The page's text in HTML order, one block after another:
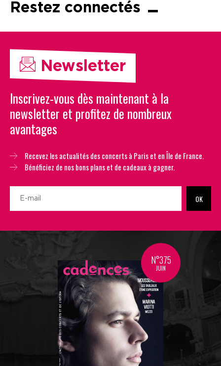
Restez connectés
Newsletter
Inscrivez-vous dès maintenant à la
newsletter et profitez de nombreux
avantages
Recevez les actualités des concerts à Paris et en Île de France.
Bénéficiez de nos bons plans et de cadeaux à gagner.
OK
N°375
JUIN